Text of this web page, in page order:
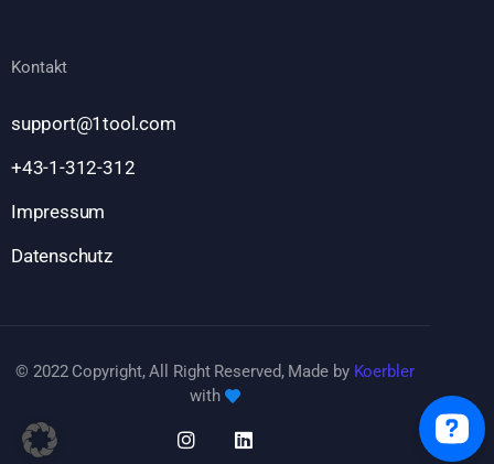
Kontakt
support@1tool.com
+43-1-312-312
Impressum
Datenschutz
© 2022 Copyright, All Right Reserved, Made by Koerbler
with